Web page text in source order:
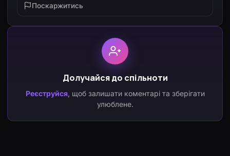
Поскаржитись
Долучайся до спільноти
Реєструйся, щоб залишати коментарі та зберігати
улюблене.